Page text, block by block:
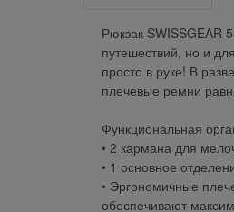
Рюкзак SWISSGEAR
путешествий, но и
просто в руке! В
плечевые ремни
Функциональная
• 2 кармана для
• 1 основное
• Эргономичные
обеспечивают